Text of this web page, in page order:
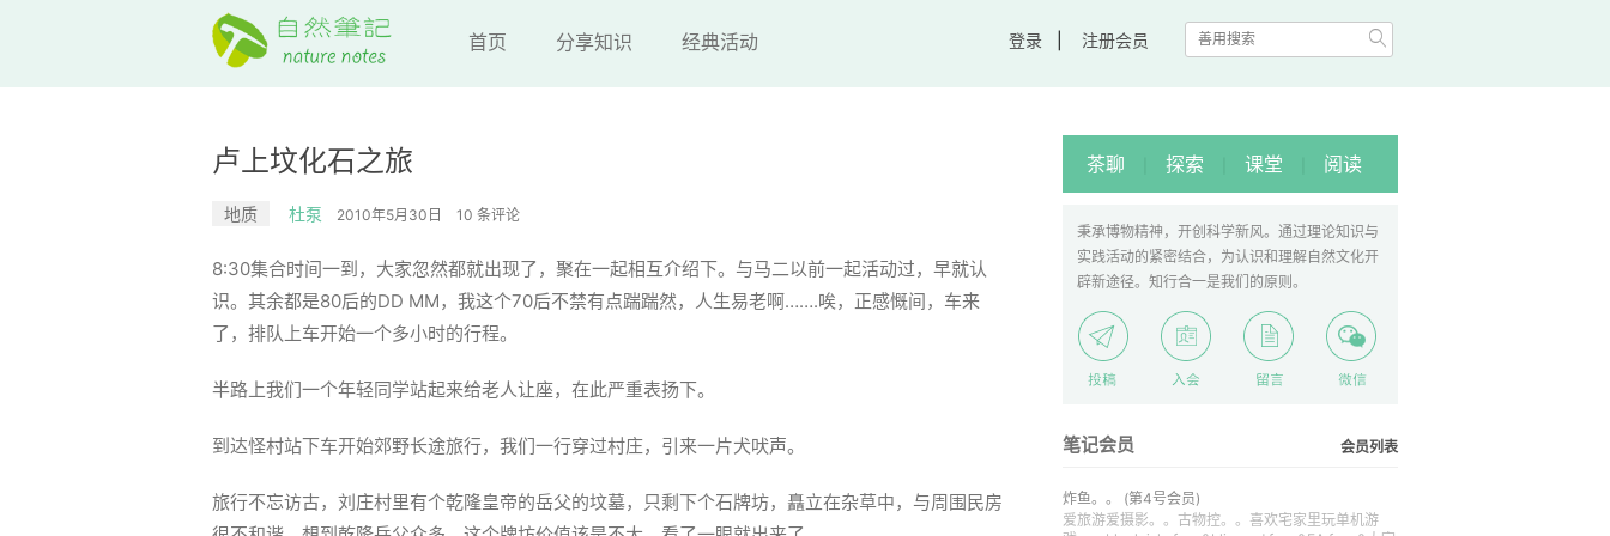
首页 分享知识 经典活动 登录 注册会员 
卢上坟化石之旅
地质 杜泵 2010年5月30日 10 条评论
8:30集合时间一到，大家忽然都就出现了，聚在一起相互介绍下。与马二以前一起活动过，早就认
识。其余都是80后的DD MM，我这个70后不禁有点踹踹然，人生易老啊…….唉，正感慨间，车来
了，排队上车开始一个多小时的行程。
半路上我们一个年轻同学站起来给老人让座，在此严重表扬下。
到达怪村站下车开始郊野长途旅行，我们一行穿过村庄，引来一片犬吠声。
旅行不忘访古，刘庄村里有个乾隆皇帝的岳父的坟墓，只剩下个石牌坊，矗立在杂草中，与周围民房
茶聊 探索 课堂 阅读
秉承博物精神，开创科学新风。通过理论知识与
实践活动的紧密结合，为认识和理解自然文化开
辟新途径。知行合一是我们的原则。
笔记会员 会员列表
炸鱼。。
(第4号会员)
爱旅游爱摄影。。古物控。。喜欢宅家里玩单机游